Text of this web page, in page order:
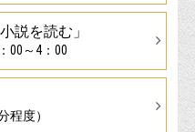
説を読む」
00～4：00
程度）